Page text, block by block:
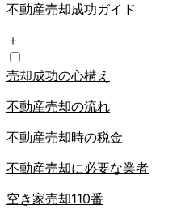
不動産売却成功ガイド
＋
売却成功の心構え
不動産売却の流れ
不動産売却時の税金
不動産売却に必要な業者
空き家売却110番